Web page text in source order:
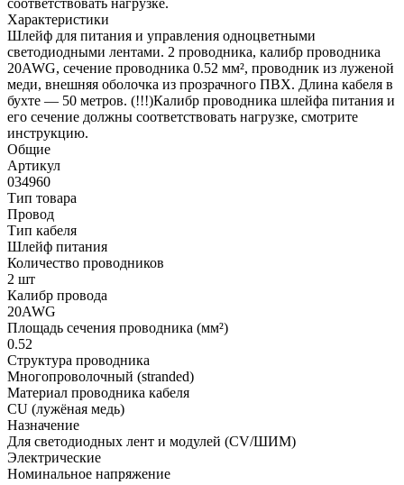
соответствовать нагрузке.
Характеристики
Шлейф для питания и управления одноцветными
светодиодными лентами. 2 проводника, калибр проводника
20AWG, сечение проводника 0.52 мм², проводник из луженой
меди, внешняя оболочка из прозрачного ПВХ. Длина кабеля в
бухте — 50 метров. (!!!)Калибр проводника шлейфа питания и
его сечение должны соответствовать нагрузке, смотрите
инструкцию.
Общие
Артикул
034960
Тип товара
Провод
Тип кабеля
Шлейф питания
Количество проводников
2 шт
Калибр провода
20AWG
Площадь сечения проводника (мм²)
0.52
Структура проводника
Многопроволочный (stranded)
Материал проводника кабеля
CU (лужёная медь)
Назначение
Для светодиодных лент и модулей (CV/ШИМ)
Электрические
Номинальное напряжение